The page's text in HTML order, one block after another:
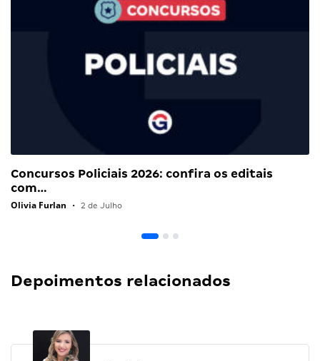
Concursos Policiais 2026: confira os editais
com…
Olivia Furlan • 2 de Julho
Depoimentos relacionados